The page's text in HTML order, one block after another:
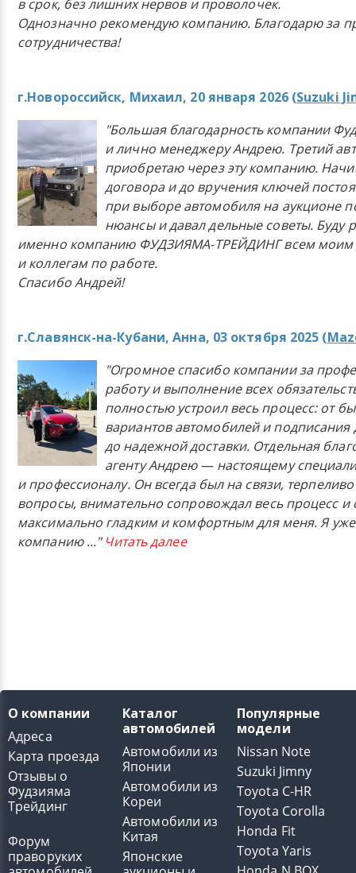
в срок, без лишних нервов и проволочек.
Однозначно рекомендую компанию. Благодарю за
сотрудничества!
г.Новороссийск, Михаил, 20 января 2026 (Suzuki
"Большая благодарность компании
и лично менеджеру Андрею. Третий
приобретаю через эту компанию.
договора и до вручения ключей
при выборе автомобиля на аукционе
нюансы и давал дельные советы. Буду
именно компанию ФУДЗИЯМА-ТРЕЙДИНГ всем моим
и коллегам по работе.
Спасибо Андрей!
г.Славянск-на-Кубани, Анна, 03 октября 2025 (
"Огромное спасибо компании за
работу и выполнение всех
полностью устроил весь процесс: от
вариантов автомобилей и подписания
до надежной доставки. Отдельная
агенту Андрею — настоящему
и профессионалу. Он всегда был на связи,
вопросы, внимательно сопровождал весь процесс и
максимально гладким и комфортным для меня. Я
компанию..." Читать далее
О компании
Адреса
Карта проезда
Отзывы о
Фудзияма
Трейдинг
Форум
праворуких
Каталог
автомобилей
Автомобили из
Японии
Автомобили из
Кореи
Автомобили из
Китая
Японские
Популярные
модели
Nissan Note
Suzuki Jimny
Toyota C-HR
Toyota Corolla
Honda Fit
Toyota Yaris